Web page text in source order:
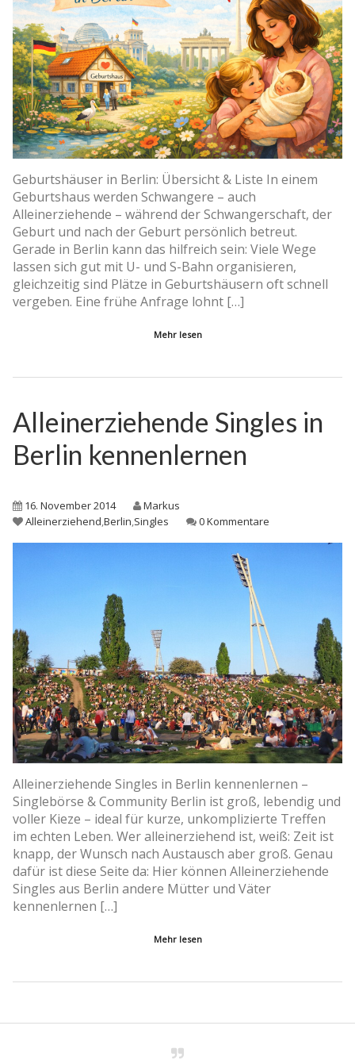
Geburtshäuser in Berlin: Übersicht & Liste In einem
Geburtshaus werden Schwangere – auch
Alleinerziehende – während der Schwangerschaft, der
Geburt und nach der Geburt persönlich betreut.
Gerade in Berlin kann das hilfreich sein: Viele Wege
lassen sich gut mit U- und S-Bahn organisieren,
gleichzeitig sind Plätze in Geburtshäusern oft schnell
vergeben. Eine frühe Anfrage lohnt […]
Mehr lesen
Alleinerziehende Singles in
Berlin kennenlernen
16. November 2014
Markus
Alleinerziehend,Berlin,Singles 0 Kommentare
Alleinerziehende Singles in Berlin kennenlernen –
Singlebörse & Community Berlin ist groß, lebendig und
voller Kieze – ideal für kurze, unkomplizierte Treffen
im echten Leben. Wer alleinerziehend ist, weiß: Zeit ist
knapp, der Wunsch nach Austausch aber groß. Genau
dafür ist diese Seite da: Hier können Alleinerziehende
Singles aus Berlin andere Mütter und Väter
kennenlernen […]
Mehr lesen